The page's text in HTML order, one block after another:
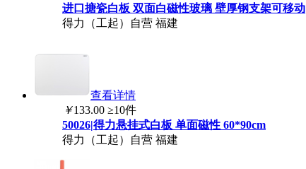
进口搪瓷白板 双面白磁性玻璃 壁厚钢支架可移动
得力（工起）自营 福建
查看详情
￥133.00 ≥10件
50026|得力悬挂式白板 单面磁性 60*90cm
得力（工起）自营 福建